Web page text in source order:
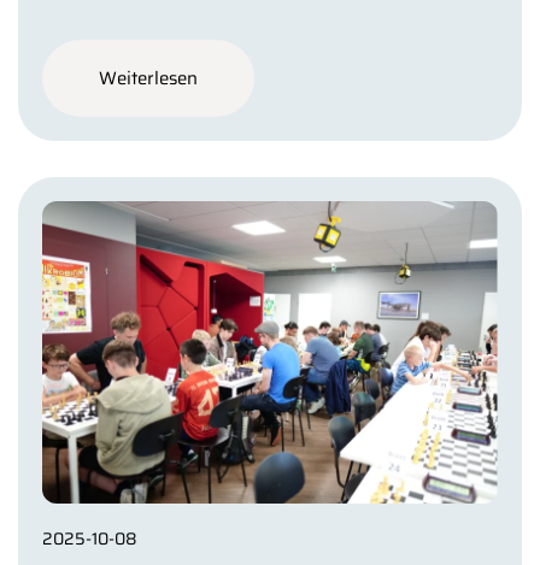
Weiterlesen
2025-10-08